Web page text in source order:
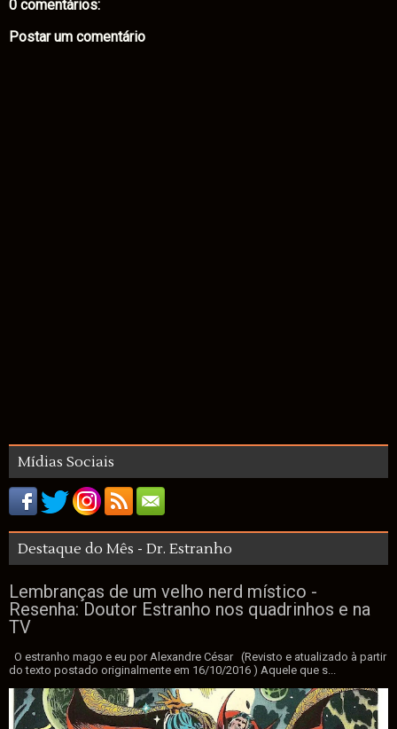
0 comentários:
Postar um comentário
Mídias Sociais
Destaque do Mês - Dr. Estranho
Lembranças de um velho nerd místico -
Resenha: Doutor Estranho nos quadrinhos e na
TV
O estranho mago e eu por Alexandre César (Revisto e atualizado à partir
do texto postado originalmente em 16/10/2016 ) Aquele que s...